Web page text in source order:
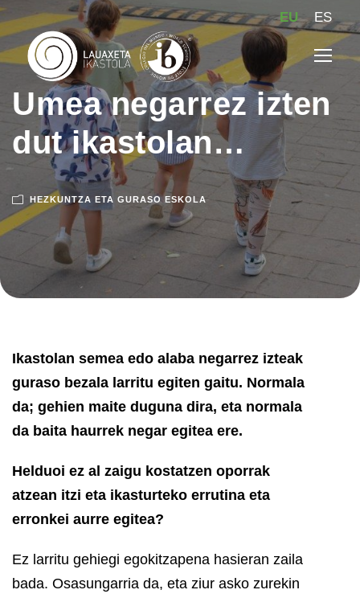
EU ES
Umea negarrez izten
dut ikastolan…
HEZKUNTZA ETA GURASO ESKOLA
Ikastolan semea edo alaba negarrez izteak
guraso bezala larritu egiten gaitu. Normala
da; gehien maite duguna dira, eta normala
da baita haurrek negar egitea ere.
Helduoi ez al zaigu kostatzen oporrak
atzean itzi eta ikasturteko errutina eta
erronkei aurre egitea?
Ez larritu gehiegi egokitzapena hasieran zaila
bada. Osasungarria da, eta ziur asko zurekin